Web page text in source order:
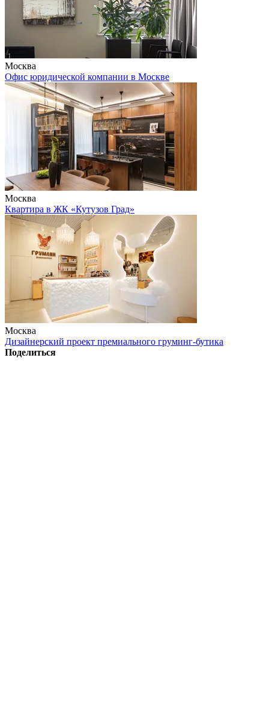
Москва
Офис юридической компании в Москве
Москва
Квартира в ЖК «Кутузов Град»
Москва
Дизайнерский проект премиального груминг-бутика
Поделиться